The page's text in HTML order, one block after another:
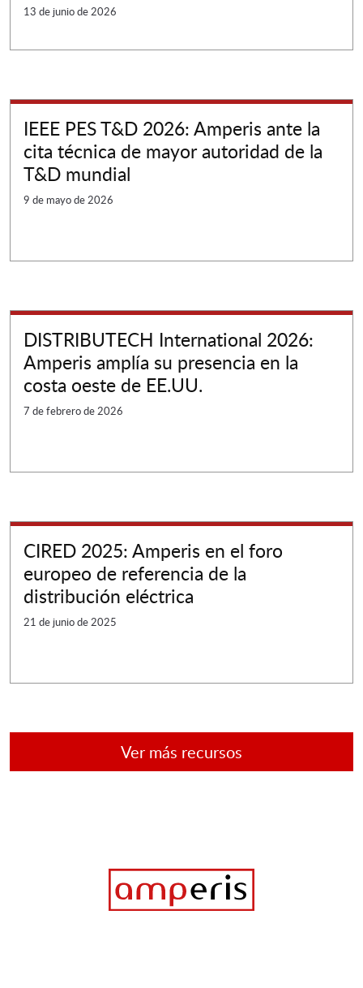
13 de junio de 2026
IEEE PES T&D 2026: Amperis ante la
cita técnica de mayor autoridad de la
T&D mundial
9 de mayo de 2026
DISTRIBUTECH International 2026:
Amperis amplía su presencia en la
costa oeste de EE.UU.
7 de febrero de 2026
CIRED 2025: Amperis en el foro
europeo de referencia de la
distribución eléctrica
21 de junio de 2025
Ver más recursos